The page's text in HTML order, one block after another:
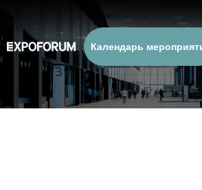
Календарь